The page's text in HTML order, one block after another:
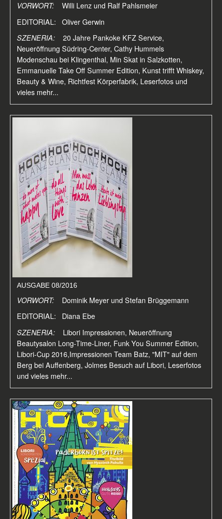
VORWORT:
Willi Lenz und Ralf Pahlsmeier
EDITORIAL: Oliver Gerwin
SZENERIA: 20 Jahre Pankoke KFZ Service,
Neueröffnung Südring-Center, Cathy Hummels
Modenschau bei Klingenthal, Min Skat in Salzkotten,
Emmanuelle Take Off Summer Edition, Kunst trifft Whiskey,
Beauty & Wine, Richtfest Körperfabrik, Leserfotos und
vieles mehr...
AUSGABE 08/2016
VORWORT:
Dominik Meyer und Stefan Brüggemann
EDITORIAL: Diana Ebe
SZENERIA: Libori Impressionen, Neueröffnung
Beautysalon Long-Time-Liner, Funk You Summer Edition,
Libori-Cup 2016,Impressionen Team Batz, "MIT" auf dem
Berg bei Auffenberg, Jolmes Besuch auf Libori, Leserfotos
und vieles mehr...